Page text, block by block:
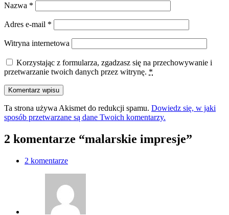
Nazwa *
Adres e-mail *
Witryna internetowa
Korzystając z formularza, zgadzasz się na przechowywanie i
przetwarzanie twoich danych przez witrynę. *
Ta strona używa Akismet do redukcji spamu. Dowiedz się, w jaki
sposób przetwarzane są dane Twoich komentarzy.
2 komentarze “malarskie impresje”
2 komentarze